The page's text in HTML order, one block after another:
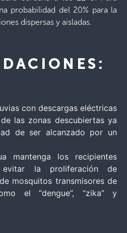
probabilidad del 20% para la
dispersas y aisladas.
con descargas eléctricas
las zonas descubiertas ya
de ser alcanzado por un
mantenga los recipientes
la proliferación de
mosquitos transmisores de
el “dengue”, “zika” y